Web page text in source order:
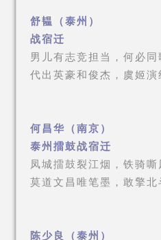
舒韫（泰州）
战宿迁
男儿有志竞担当，何必同
代出英豪和俊杰，虞姬演
何昌华（南京）
泰州擂鼓战宿迁
凤城擂鼓裂江烟，铁骑嘶
莫道文昌唯笔墨，敢擎北
陈少良（泰州）